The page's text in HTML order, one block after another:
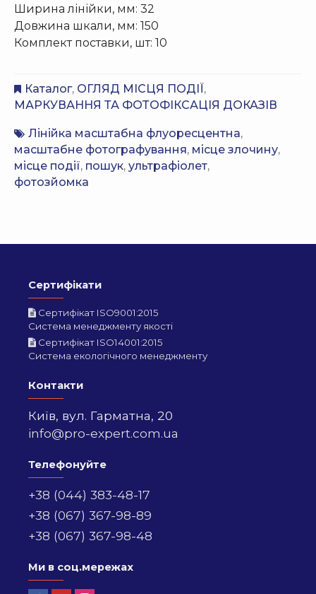
Ширина лінійки, мм: 32
Довжина шкали, мм: 150
Комплект поставки, шт: 10
Каталог, ОГЛЯД МІСЦЯ ПОДІЇ ,
МАРКУВАННЯ ТА ФОТОФІКСАЦІЯ ДОКАЗІВ
Лінійка масштабна флуоресцентна,
масштабне фотографування, місце злочину,
місце події, пошук, ультрафіолет,
фотозйомка
Сертифікати
Сертифікат ISO9001:2015
Система менеджменту якості
Сертифікат ISO14001:2015
Система екологічного менеджменту
Контакти
Київ, вул. Гарматна, 20
info@pro-expert.com.ua
Телефонуйте
+38 (044) 383-48-17
+38 (067) 367-98-89
+38 (067) 367-98-48
Ми в соц.мережах